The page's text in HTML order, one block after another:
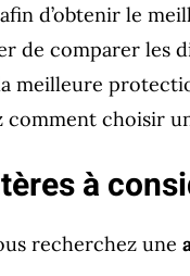
d’obtenir le
de comparer les
meilleure
comment choisir
à
recherchez une